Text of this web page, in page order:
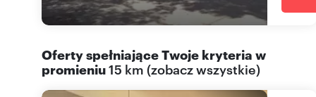
Oferty spełniające Twoje kryteria w
promieniu15 km (zobacz wszystkie)